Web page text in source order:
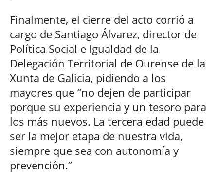
Finalmente, el cierre del acto corrió a
cargo de Santiago Álvarez, director de
Política Social e Igualdad de la
Delegación Territorial de Ourense de la
Xunta de Galicia, pidiendo a los
mayores que “no dejen de participar
porque su experiencia y un tesoro para
los más nuevos. La tercera edad puede
ser la mejor etapa de nuestra vida,
siempre que sea con autonomía y
prevención.”